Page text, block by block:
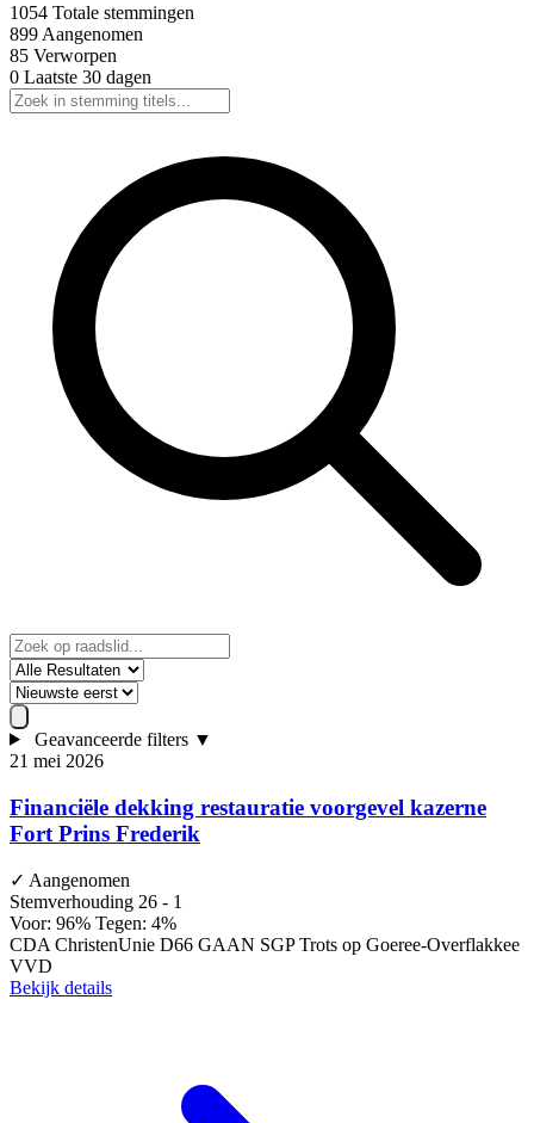
1054 Totale stemmingen
899 Aangenomen
85 Verworpen
0 Laatste 30 dagen
Geavanceerde filters ▼
21 mei 2026
Financiële dekking restauratie voorgevel kazerne
Fort Prins Frederik
✓ Aangenomen
Stemverhouding 26 - 1
Voor: 96% Tegen: 4%
CDA ChristenUnie D66 GAAN SGPTrots op Goeree-Overflakkee
VVD
Bekijk details